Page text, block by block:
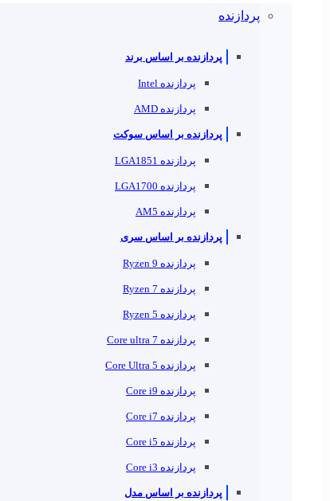
پردازنده
پردازنده بر اساس برند
پردازنده Intel
پردازنده AMD
پردازنده بر اساس سوکت
پردازنده LGA1851
پردازنده LGA1700
پردازنده AM5
پردازنده بر اساس سری
پردازنده Ryzen 9
پردازنده Ryzen 7
پردازنده Ryzen 5
پردازنده Core ultra 7
پردازنده Core Ultra 5
پردازنده Core i9
پردازنده Core i7
پردازنده Core i5
پردازنده Core i3
پردازنده بر اساس مدل